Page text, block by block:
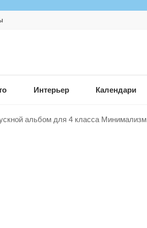
Интерьер Календари
альбом для 4 класса Минимализм